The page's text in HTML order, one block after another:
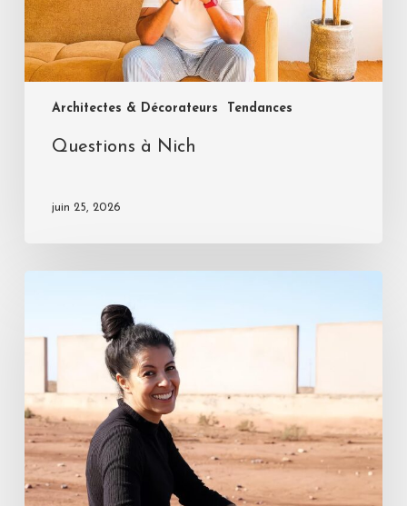
Architectes & Décorateurs Tendances
Questions à Nich
juin 25, 2026